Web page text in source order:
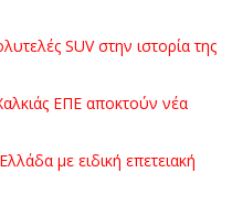
SUV στην ιστορία της
ΕΠΕ αποκτούν νέα
με ειδική επετειακή